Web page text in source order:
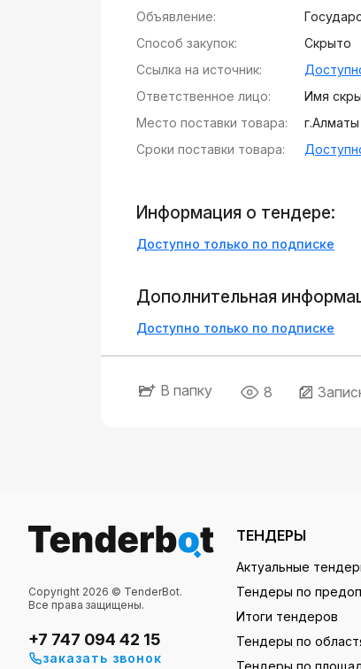
Объявление:
Способ закупок:
Скрыто
Ссылка на источник:
Ответственное лицо:
Имя
Место поставки товара:
г.Алматы
Сроки поставки товара:
Информация о тендере:
Доступно только по подписке
Дополнительная
Доступно только по подписке
В папку 8
Copyright 2026 © TenderBot.
Все права защищены.
+7 747 094 42 15
заказать звонок
ТЕНДЕРЫ
Актуальные
Тендеры по
Итоги тендеров
Тендеры по
Тендеры по